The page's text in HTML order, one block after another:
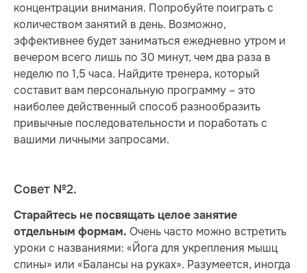
концентрации внимания. Попробуйте поиграть с
количеством занятий в день. Возможно,
эффективнее будет заниматься ежедневно утром и
вечером всего лишь по 30 минут, чем два раза в
неделю по 1,5 часа. Найдите тренера, который
составит вам персональную программу – это
наиболее действенный способ разнообразить
привычные последовательности и поработать с
вашими личными запросами.
Совет №2.
Старайтесь не посвящать целое занятие
отдельным формам. Очень часто можно встретить
уроки с названиями: «Йога для укрепления мышц
спины» или «Балансы на руках». Разумеется, иногда